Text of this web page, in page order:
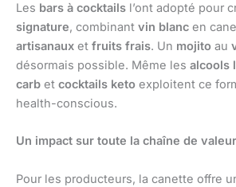
Les bars à cocktails l’ont adopté pour
signature, combinant vin blanc en
artisanaux et fruits frais. Un mojito au
désormais possible. Même les alcools
carb et cocktails keto exploitent ce
health-conscious.
Un impact sur toute la chaîne de valeur
Pour les producteurs, la canette offre